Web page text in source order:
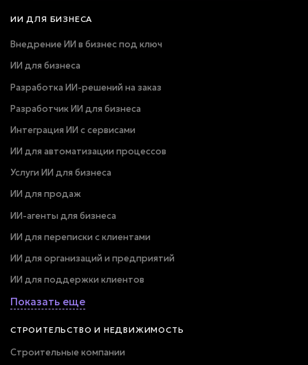
ИИ ДЛЯ БИЗНЕСА
Внедрение ИИ в бизнес под ключ
ИИ для бизнеса
Разработка ИИ-решений на заказ
Разработчик ИИ для бизнеса
Интеграция ИИ с сервисами
ИИ для автоматизации процессов
Услуги ИИ для бизнеса
ИИ для продаж
ИИ-агенты для бизнеса
ИИ для переписки с клиентами
ИИ для организаций и предприятий
ИИ для поддержки клиентов
Показать еще
СТРОИТЕЛЬСТВО И НЕДВИЖИМОСТЬ
Строительные компании